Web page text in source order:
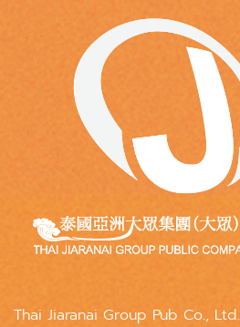
Thai Jiaranai Group Pub Co., Ltd.